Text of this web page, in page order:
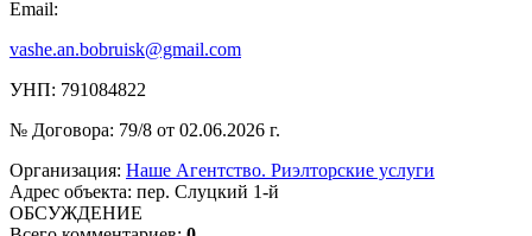
Email:
vashe.an.bobruisk@gmail.com
УНП: 791084822
№ Договора: 79/8 от 02.06.2026 г.
Организация: Наше Агентство. Риэлторские услуги
Адрес объекта: пер. Слуцкий 1-й
ОБСУЖДЕНИЕ